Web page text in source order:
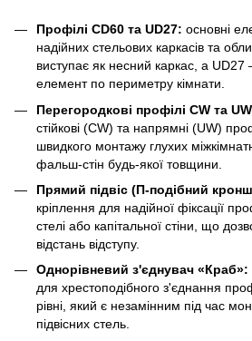
Профілі CD60 та UD27: основні
надійних стельових каркасів та
виступає як несний каркас, а
елемент по периметру кімнати.
Перегородкові профілі CW та
стійкові (CW) та напрямні (UW)
швидкого монтажу глухих
фальш-стін будь-якої товщини.
Прямий підвіс (П-подібний
кріплення для надійної фіксації
стелі або капітальної стіни, що
відстань відступу.
Однорівневий з'єднувач «Краб»:
для хрестоподібного з'єднання
рівні, який є незамінним під час
підвісних стель.